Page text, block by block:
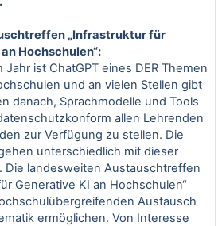
„Infrastruktur für
Hochschulen“:
Jahr ist ChatGPT eines DER Themen
und an vielen Stellen gibt
danach, Sprachmodelle und Tools
allen Lehrenden
zur Verfügung zu stellen. Die
unterschiedlich mit dieser
Die landesweiten Austauschtreffen
Generative KI an Hochschulen“
Austausch
ermöglichen. Von Interesse